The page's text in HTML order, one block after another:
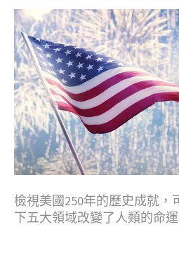
檢視美國250年的歷史成就，
下五大領域改變了人類的命運